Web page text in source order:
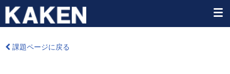
課題ページに戻る